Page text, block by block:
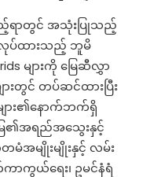
ည့်ရာတွင် အသုံးပြုသည့်
လုပ်ထားသည့် ဘူမိ
များကို မြေဆီလွှာ
းတွင် တပ်ဆင်ထားပြီး
ား၏နောက်ဘက်ရှိ
ေ၏အရည်အသွေးနှင့်
အမျိုးမျိုးနှင့် လမ်း
က်ကာကွယ်ရေး၊ ဥမင်နံရံ